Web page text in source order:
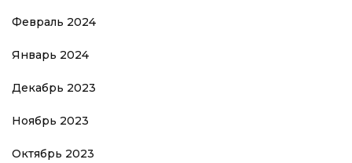
Февраль 2024
Январь 2024
Декабрь 2023
Ноябрь 2023
Октябрь 2023